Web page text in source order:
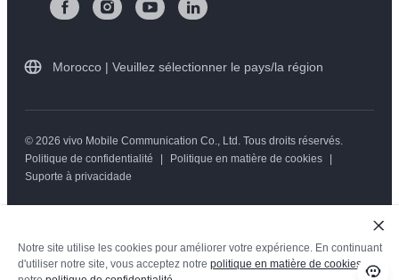
Morocco | Veuillez sélectionner le pays/la région
© 2026 vivo Mobile Communication Co., Ltd. Tous droits réservés.
Politique de confidentialité
| Politique en matière de cookies
|
Suporte à privacidade
Notre site utilise les cookies pour améliorer votre expérience. En continuant
d'utiliser notre site, vous acceptez notre politique en matière de cookies et